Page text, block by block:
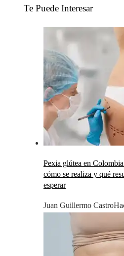
Te Puede Interesar
Pexia glútea en
cómo se realiza y qué
esperar
Juan Guillermo Castro